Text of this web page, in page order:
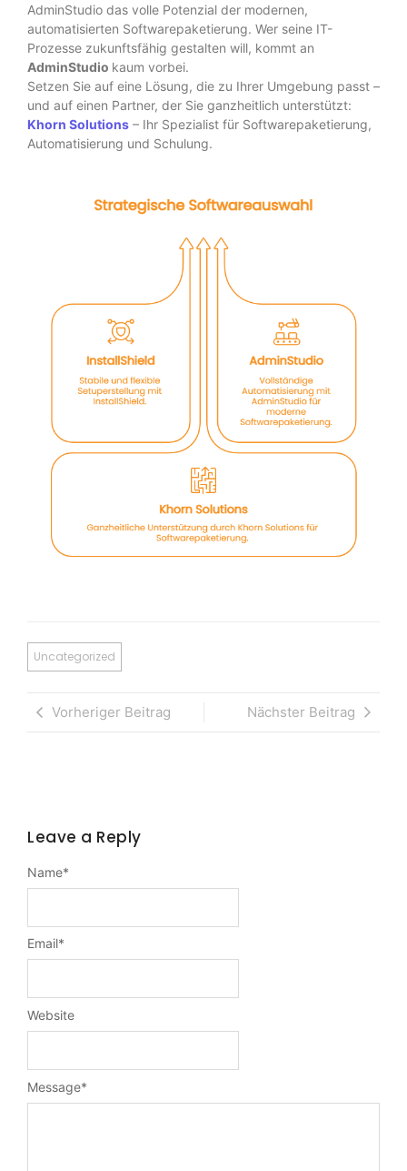
AdminStudio das volle Potenzial der modernen,
automatisierten Softwarepaketierung. Wer seine IT-
Prozesse zukunftsfähig gestalten will, kommt an
AdminStudio kaum vorbei.
Setzen Sie auf eine Lösung, die zu Ihrer Umgebung passt –
und auf einen Partner, der Sie ganzheitlich unterstützt:
Khorn Solutions – Ihr Spezialist für Softwarepaketierung,
Automatisierung und Schulung.
Uncategorized
Vorheriger Beitrag Nächster Beitrag
Leave a Reply
Message*
Name*
Email*
Website